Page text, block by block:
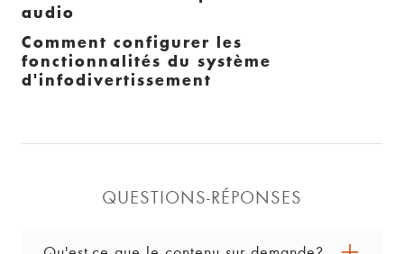
audio
Comment configurer les
fonctionnalités du système
d'infodivertissement
QUESTIONS-RÉPONSES